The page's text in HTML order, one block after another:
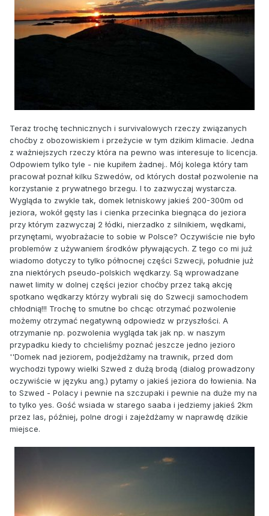
Teraz trochę technicznych i survivalowych rzeczy związanych
choćby z obozowiskiem i przeżycie w tym dzikim klimacie. Jedna
z ważniejszych rzeczy która na pewno was interesuje to licencja.
Odpowiem tylko tyle - nie kupiłem żadnej.. Mój kolega który tam
pracował poznał kilku Szwedów, od których dostał pozwolenie na
korzystanie z prywatnego brzegu. I to zazwyczaj wystarcza.
Wygląda to zwykle tak, domek letniskowy jakieś 200-300m od
jeziora, wokół gęsty las i cienka przecinka biegnąca do jeziora
przy którym zazwyczaj 2 łódki, nierzadko z silnikiem, wędkami,
przynętami, wyobrażacie to sobie w Polsce? Oczywiście nie było
problemów z używaniem środków pływających. Z tego co mi już
wiadomo dotyczy to tylko północnej części Szwecji, południe już
zna niektórych pseudo-polskich wędkarzy. Są wprowadzane
nawet limity w dolnej części jezior choćby przez taką akcję
spotkano wędkarzy którzy wybrali się do Szwecji samochodem
chłodnią!!! Trochę to smutne bo chcąc otrzymać pozwolenie
możemy otrzymać negatywną odpowiedz w przyszłości. A
otrzymanie np. pozwolenia wygląda tak jak np. w naszym
przypadku kiedy to chcieliśmy poznać jeszcze jedno jezioro
''Domek nad jeziorem, podjeżdżamy na trawnik, przed dom
wychodzi typowy wielki Szwed z dużą brodą (dialog prowadzony
oczywiście w języku ang.) pytamy o jakieś jeziora do łowienia. Na
to Szwed - Polacy i pewnie na szczupaki i pewnie na duże my na
to tylko yes. Gość wsiada w starego saaba i jedziemy jakieś 2km
przez las, później, polne drogi i zajeżdżamy w naprawdę dzikie
miejsce.